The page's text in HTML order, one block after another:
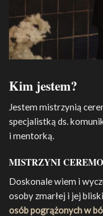
Kim jestem?
Jestem mistrzynią
specjalistką ds.
i mentorką.
MISTRZYNI
Doskonale wiem i
osoby zmarłej i jej
osób pogrążonych w